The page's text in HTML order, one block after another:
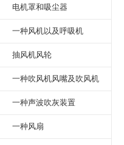
电机罩和吸尘器
一种风机以及呼吸机
抽风机风轮
一种吹风机风嘴及吹风机
一种声波吹灰装置
一种风扇